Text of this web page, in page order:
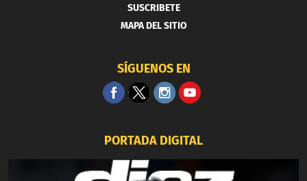
SUSCRIBETE
MAPA DEL SITIO
SÍGUENOS EN
PORTADA DIGITAL